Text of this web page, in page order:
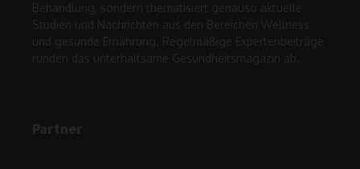
Behandlung, sondern thematisiert genauso aktuelle
Studien und Nachrichten aus den Bereichen Wellness
und gesunde Ernährung. Regelmäßige Expertenbeiträge
runden das unterhaltsame Gesundheitsmagazin ab.
Partner